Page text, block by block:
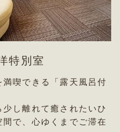
特別室
喫できる「露天風呂付
し離れて癒されたいひ
で、心ゆくまでご滞在